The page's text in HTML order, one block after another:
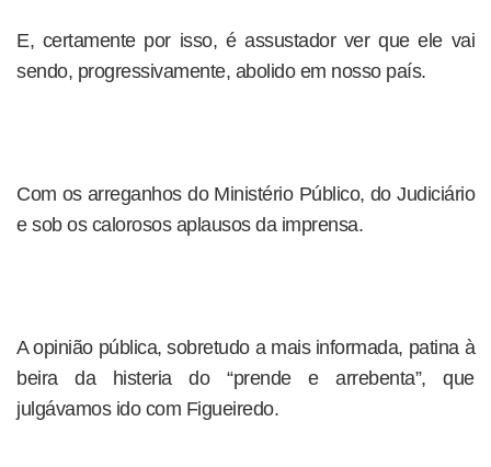
E, certamente por isso, é assustador ver que ele vai
sendo, progressivamente, abolido em nosso país.
Com os arreganhos do Ministério Público, do Judiciário
e sob os calorosos aplausos da imprensa.
A opinião pública, sobretudo a mais informada, patina à
beira da histeria do “prende e arrebenta”, que
julgávamos ido com Figueiredo.